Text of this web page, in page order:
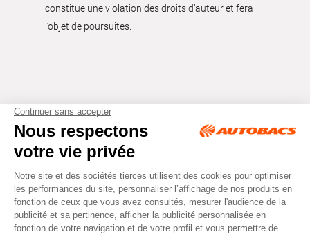
constitue une violation des droits d’auteur et fera
l’objet de poursuites.
Tous droits réservés © Autobacs
Mentions légales RGPD
Cookies CGV